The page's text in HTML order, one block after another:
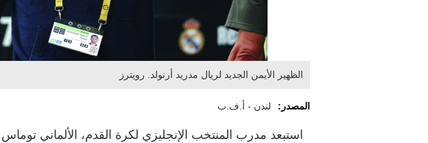
الظهير الأيمن الجديد لريال مدريد أرنولد. رويترز
المصدر: لندن - أ.ف.ب
استبعد مدرب المنتخب الإنجليزي لكرة القدم، الألماني